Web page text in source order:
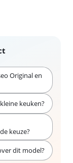
Original en
keuken?
keuze?
dit model?